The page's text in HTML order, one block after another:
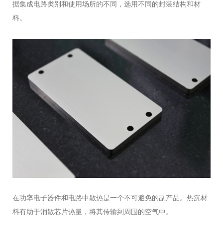
据集成电路类别和使用场所的不同，选用不同的封装结构和材
料。
在功率电子器件和电路中散热是一个不可避免的副产品。热沉材
料有助于消散芯片热量，将其传输到周围的空气中。